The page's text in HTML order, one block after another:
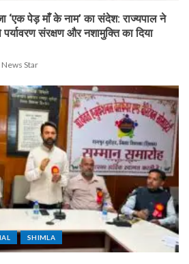
‘एक पेड़ माँ के नाम’ का संदेश: राज्यपाल ने
संरक्षण और नशामुक्ति का दिया
News Star
SHIMLA